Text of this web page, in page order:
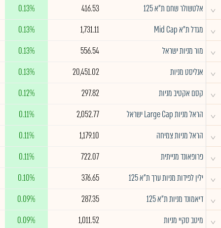
^ אלטשולר שחם ת"א 125 416.53
0.13%
^ מגדל ת"א Mid Cap 1,731.11
0.13%
^ מור מניות ישראל 556.54
0.13%
^ אנליסט מניות 20,451.02
0.13%
^ קסם אקטיב מניות 297.82
0.12%
^ הראל מניות Large Cap ישראל 2,052.77
0.11%
^ הראל מניות צמיחה 1,179.10
0.11%
^ פרופאונד מנייתית 722.07
0.11%
^ ילין לפידות מניות ערך ת"א 125 376.65
0.10%
^ דיאמונד מניות ת"א 125 287.35
0.09%
^ מיטב סקיי מניות 1,011.52
0.09%